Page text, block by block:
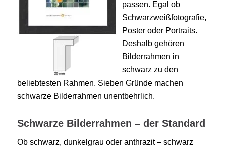
passen. Egal ob
Schwarzweißfotografie,
Poster oder Portraits.
Deshalb gehören
Bilderrahmen in
schwarz zu den
beliebtesten Rahmen. Sieben Gründe machen
schwarze Bilderrahmen unentbehrlich.
Schwarze Bilderrahmen – der Standard
Ob schwarz, dunkelgrau oder anthrazit – schwarz